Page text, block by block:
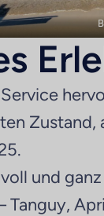
und
Tanguy,